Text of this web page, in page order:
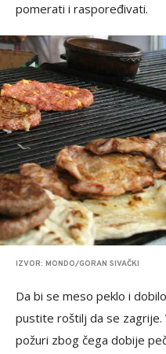
pomerati i raspoređivati.
IZVOR: MONDO/GORAN SIVAČKI
Da bi se meso peklo i
pustite roštilj da se zagrije.
požuri zbog čega dobije